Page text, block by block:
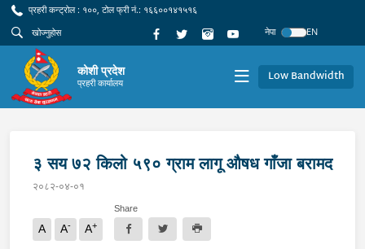
प्रहरी कन्ट्रोल : १००, टोल फ्री नं.: १६६००१४१५१६
नेपा
EN
कोशी प्रदेश
प्रहरी कार्यालय Low Bandwidth
३ सय ७२ किलो ५९० ग्राम लागू औषध गाँजा बरामद
२०८२-०४-०१
A A- A+
Share